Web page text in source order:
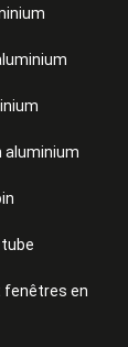
aluminium
fenêtres en